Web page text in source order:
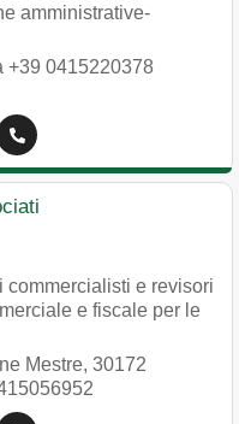
amministrative-
+39 0415220378
commercialisti e revisori
e fiscale per le
Mestre, 30172